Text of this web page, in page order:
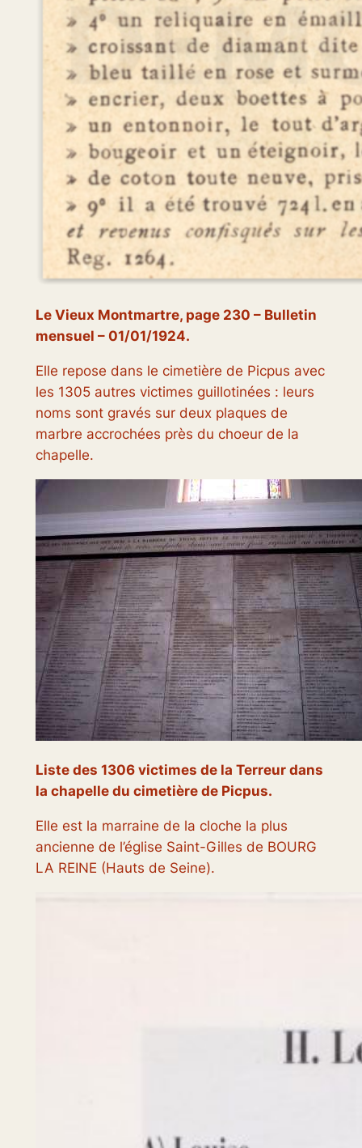
Le Vieux Montmartre, page 230 – Bulletin
mensuel – 01/01/1924.
Elle repose dans le cimetière de Picpus avec
les 1305 autres victimes guillotinées : leurs
noms sont gravés sur deux plaques de
marbre accrochées près du choeur de la
chapelle.
Liste des 1306 victimes de la Terreur dans
la chapelle du cimetière de Picpus.
Elle est la marraine de la cloche la plus
ancienne de l’église Saint-Gilles de BOURG
LA REINE (Hauts de Seine).